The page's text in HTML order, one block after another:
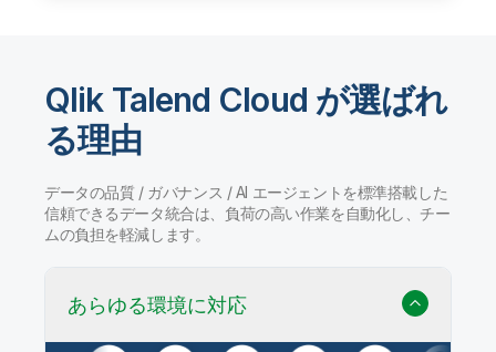
Qlik Talend Cloud が選ばれ
る理由
データの品質 / ガバナンス / AI エージェントを標準搭載した
信頼できるデータ統合は、負荷の高い作業を自動化し、チー
ムの負担を軽減します。
あらゆる環境に対応